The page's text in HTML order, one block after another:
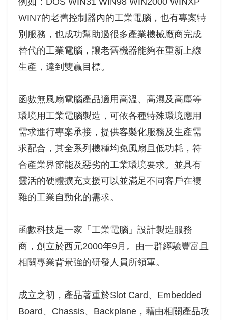
WIN7的老舊控制器內的工業電腦，也有專案特
別服務，也成功幫助過很多產業機械廠商完成
替代的工業電腦，讓老舊機器能夠在重新上線
生產，達到雙贏目標。
函數無風扇電腦產品適用高溫、高濕及高塵等
環境用工業電腦製造，可依各種特殊環境應用
需求進行專案承接，提供客製化服務及生產需
求配合，其全系列機種均免風扇且低功耗，符
合產業界節能及惡劣的工業環境要求。並具有
靈活的硬體擴充支援可以並滿足不同客戶在複
雜的工業自動化的需求。
函數科技是一家「工業電腦」設計製造服務
商，創立於西元2000年9月。由一群經驗豐富且
相關專業背景強的研發人員所領軍。
成立之初，產品著重於Slot Card、Embedded
Board、Chassis、Backplane，藉由相關產品攻